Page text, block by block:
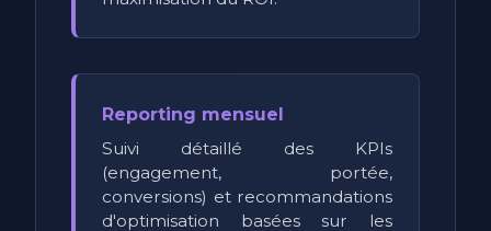
Reporting mensuel
Suivi détaillé des KPIs
(engagement, portée,
conversions) et recommandations
d'optimisation basées sur les